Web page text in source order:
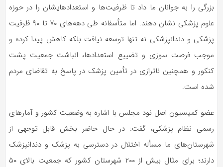
بزرگی را به جوانان ما داد تا ظرفیت‌ها و استعدادهایشان را در حوزه
علوم پزشکی نشان دهند. اما متأسفانه طی دهه‌های ۷۰ تا ۹۰ ظرفیت
پزشکی و دندانپزشکی نه تنها توسعه نیافت بلکه کاهش پیدا کرده و
موجب فرصت سوزی و تضییع استعدادها، انباشت جمعیت پشت
کنکور و همچنین ناترازی در تأمین پزشک در پاسخ به تقاضای مردم
شده است.
عضو کمیسیون اصل نود مجلس با اشاره به وضعیت کشور و آمارهای
رسمی نظام پزشکی، گفت: در حال حاضر بخش قابل توجهی از
شهرستان‌های ما مسأله اختلال در دسترسی به پزشک و دندانپزشک
دارند؛ برای مثال
بیش از ۲۰۰ شهرستان کشور که جمعیت بالای ۵۰